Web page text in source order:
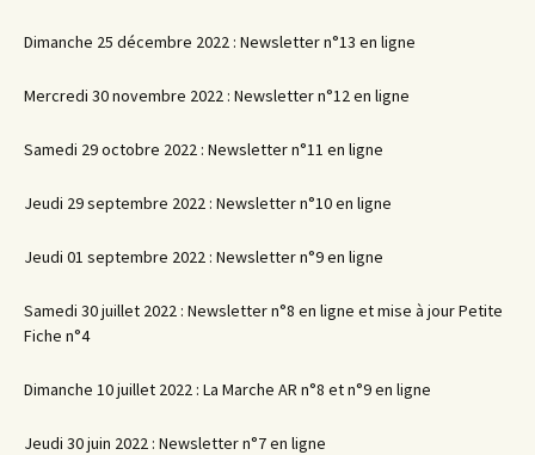
Dimanche 25 décembre 2022 : Newsletter n°13 en ligne
Mercredi 30 novembre 2022 : Newsletter n°12 en ligne
Samedi 29 octobre 2022 : Newsletter n°11 en ligne
Jeudi 29 septembre 2022 : Newsletter n°10 en ligne
Jeudi 01 septembre 2022 : Newsletter n°9 en ligne
Samedi 30 juillet 2022 : Newsletter n°8 en ligne et mise à jour Petite
Fiche n°4
Dimanche 10 juillet 2022 : La Marche AR n°8 et n°9 en ligne
Jeudi 30 juin 2022 : Newsletter n°7 en ligne